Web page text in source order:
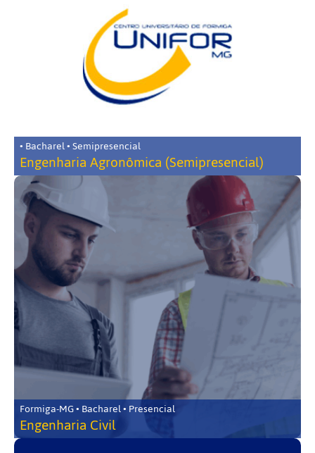
• Bacharel • Semipresencial
Engenharia Agronômica (Semipresencial)
Formiga-MG • Bacharel • Presencial
Engenharia Civil